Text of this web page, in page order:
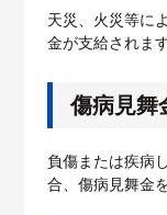
天災、火災等に
金が支給されます
傷病見舞
負傷または疾病
合、傷病見舞金